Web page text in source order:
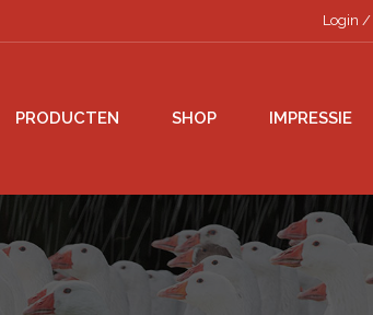
Login /
PRODUCTEN SHOP IMPRESSIE